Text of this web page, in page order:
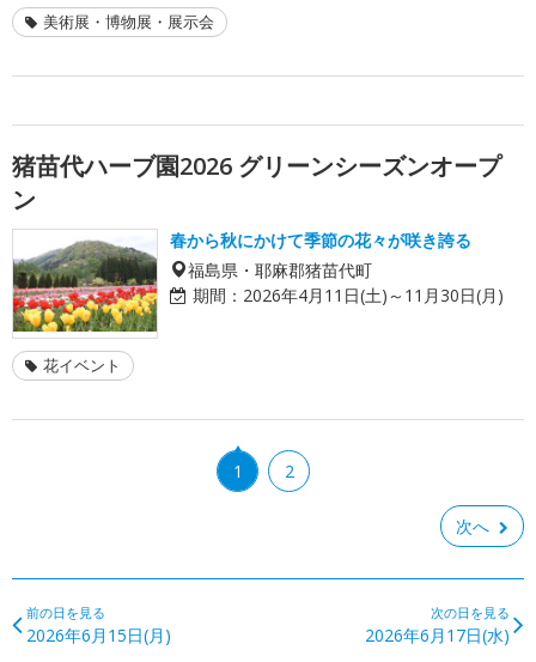
美術展・博物展・展示会
猪苗代ハーブ園2026 グリーンシーズンオープ
ン
春から秋にかけて季節の花々が咲き誇る
福島県・耶麻郡猪苗代町
期間： 2026年4月11日(土)～11月30日(月)
花イベント
1 2
次へ
前の日を見る
2026年6月15日(月)
次の日を見る
2026年6月17日(水)